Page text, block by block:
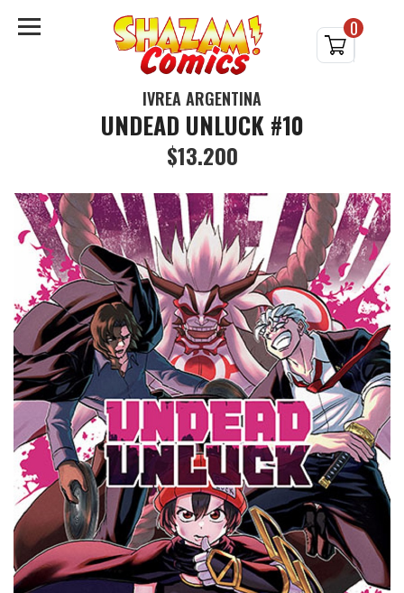
0
IVREA ARGENTINA
UNDEAD UNLUCK #10
$13.200